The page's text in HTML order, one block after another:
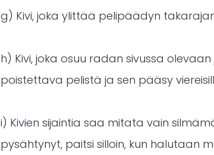
g) Kivi, joka ylittää pelipäädyn
h) Kivi, joka osuu radan sivussa
poistettava pelistä ja sen pääsy
i) Kivien sijaintia saa mitata vain
pysähtynyt, paitsi silloin, kun halutaan